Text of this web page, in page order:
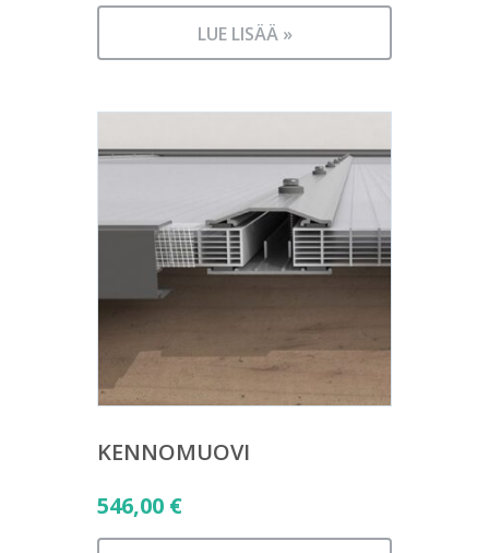
LUE LISÄÄ »
KENNOMUOVI
546,00 €